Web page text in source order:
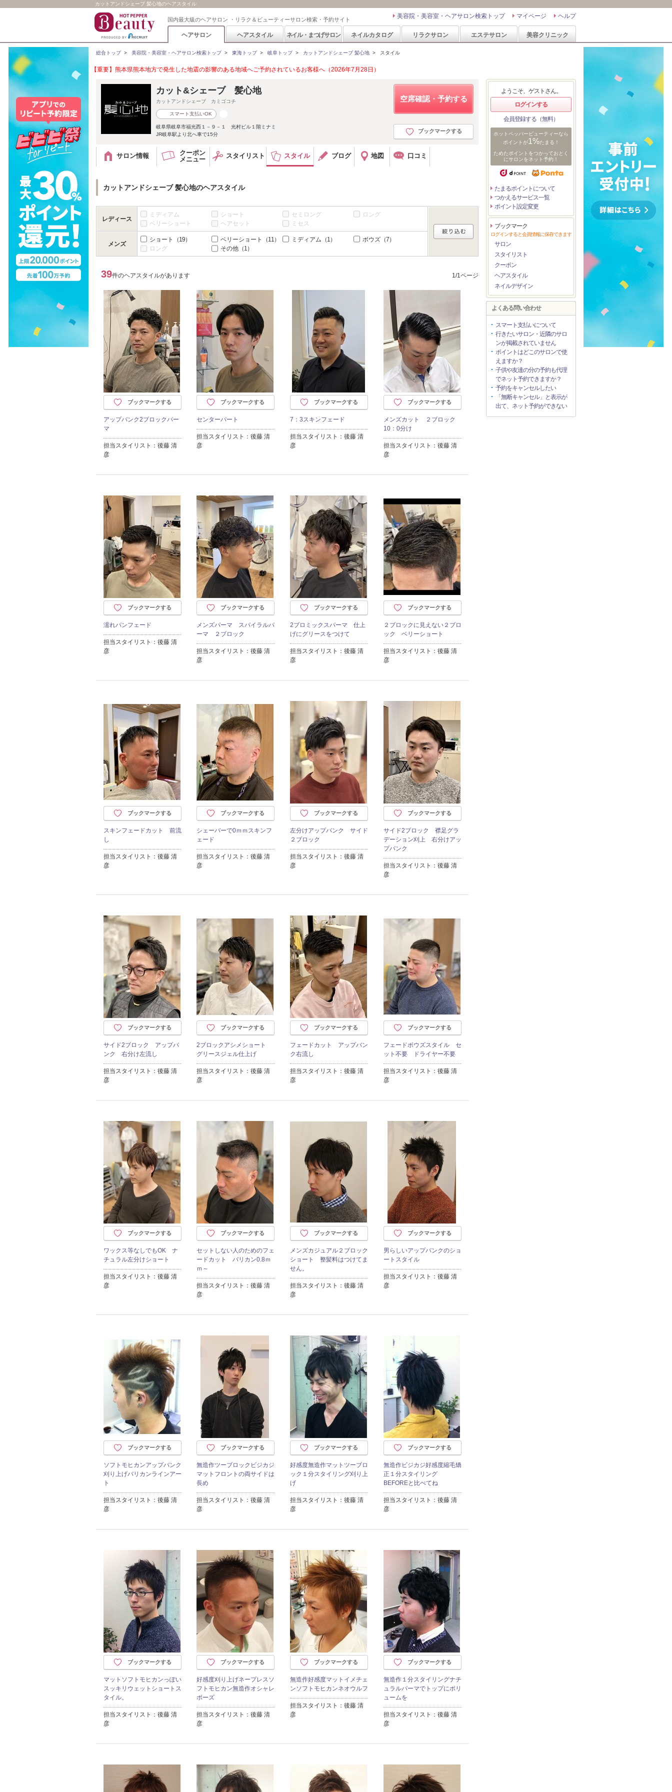
カットアンドシェーブ 髪心地のヘアスタイル
国内最大級のヘアサロン ・リラク＆ビューティーサロン検索・予約サイト ヘルプ
マイページ
美容院・美容室・ヘアサロン検索トップ
ヘアサロン ヘアスタイル ネイル・まつげサロン ネイルカタログ リラクサロン エステサロン 美容クリニック
総合トップ> 美容院・美容室・ヘアサロン検索トップ> 東海トップ> 岐阜トップ> カットアンドシェーブ 髪心地 > スタイル
【重要】熊本県熊本地方で発生した地震の影響のある地域へご予約されているお客様へ（2026年7月28日）
空席確認・予約する
ブックマークする
カット&シェーブ 髪心地
カットアンドシェーブ カミゴコチ
スマート支払いOK
岐阜県岐阜市福光西１－９－１ 光村ビル１階ミナミ
JR岐阜駅より北へ車で15分
サロン情報
クーポン
メニュー
スタイリスト スタイル ブログ 地図 口コミ
カットアンドシェーブ 髪心地のヘアスタイル
レディース
ミディアム ショート セミロング
ロング
ベリーショート
ヘアセット ミセス
メンズ
ショート （19） ベリーショート （11） ミディアム （1） ボウズ （7）
ロング
その他 （1）
39件のヘアスタイルがあります 1/1ページ
ブックマークする
アップバンク2ブロックパー
マ
担当スタイリスト：後藤 清
彦
ブックマークする
センターパート
担当スタイリスト：後藤 清
彦
ブックマークする
7：3スキンフェード
担当スタイリスト：後藤 清
彦
ブックマークする
メンズカット ２ブロック
10：0分け
担当スタイリスト：後藤 清
彦
ブックマークする
濡れパンフェード
担当スタイリスト：後藤 清
彦
ブックマークする
メンズパーマ スパイラルパ
ーマ ２ブロック
担当スタイリスト：後藤 清
彦
ブックマークする
2ブロミックスパーマ 仕上
げにグリースをつけて
担当スタイリスト：後藤 清
彦
ブックマークする
２ブロックに見えない２ブロ
ック ベリーショート
担当スタイリスト：後藤 清
彦
ブックマークする
スキンフェードカット 前流
し
担当スタイリスト：後藤 清
彦
ブックマークする
シェーバーで0ｍｍスキンフ
ェード
担当スタイリスト：後藤 清
彦
ブックマークする
左分けアップバンク サイド
２ブロック
担当スタイリスト：後藤 清
彦
ブックマークする
サイド2ブロック 襟足グラ
デーション刈上 右分けアッ
プバンク
担当スタイリスト：後藤 清
彦
ブックマークする
サイド2ブロック アップバ
ンク 右分け左流し
担当スタイリスト：後藤 清
彦
ブックマークする
2ブロックアシメショート
グリースジェル仕上げ
担当スタイリスト：後藤 清
彦
ブックマークする
フェードカット アップバン
ク右流し
担当スタイリスト：後藤 清
彦
ブックマークする
フェードボウズスタイル セ
ット不要 ドライヤー不要
担当スタイリスト：後藤 清
彦
ブックマークする
ワックス等なしでもOK ナ
チュラル左分けショート
担当スタイリスト：後藤 清
彦
ブックマークする
セットしない人のためのフェ
ードカット バリカン0.8ｍ
ｍ～
担当スタイリスト：後藤 清
彦
ブックマークする
メンズカジュアル２ブロック
ショート 整髪料はつけてま
せん。
担当スタイリスト：後藤 清
彦
ブックマークする
男らしいアップバンクのショ
ートスタイル
担当スタイリスト：後藤 清
彦
ブックマークする
ソフトモヒカンアップバンク
刈り上げバリカンラインアー
ト
担当スタイリスト：後藤 清
彦
ブックマークする
無造作ツーブロックビジカジ
マットフロントの両サイドは
長め
担当スタイリスト：後藤 清
彦
ブックマークする
好感度無造作マットツーブロ
ック１分スタイリング刈り上
げ
担当スタイリスト：後藤 清
彦
ブックマークする
無造作ビジカジ好感度縮毛矯
正１分スタイリング
BEFOREと比べてね
担当スタイリスト：後藤 清
彦
ブックマークする
マットソフトモヒカンっぽい
スッキリウェットショートス
タイル。
担当スタイリスト：後藤 清
彦
ブックマークする
好感度刈り上げネープレスソ
フトモヒカン無造作オシャレ
ボーズ
担当スタイリスト：後藤 清
彦
ブックマークする
無造作好感度マットイメチェ
ンソフトモヒカンネオウルフ
担当スタイリスト：後藤 清
彦
ブックマークする
無造作１分スタイリングナチ
ュラルパーマでトップにボリ
ュームを
担当スタイリスト：後藤 清
彦
ようこそ、ゲストさん。
ログインする
会員登録する（無料）
ホットペッパービューティーなら
ポイントが1%たまる！
ためたポイントをつかっておとく
にサロンをネット予約！
たまるポイントについて
つかえるサービス一覧
ポイント設定変更
ブックマーク
ログインすると会員情報に保存できます
サロン
スタイリスト
クーポン
ヘアスタイル
ネイルデザイン
よくある問い合わせ
スマート支払いについて
行きたいサロン・近隣のサロ
ンが掲載されていません
ポイントはどこのサロンで使
えますか？
子供や友達の分の予約も代理
でネット予約できますか？
予約をキャンセルしたい
「無断キャンセル」と表示が
出て、ネット予約ができない